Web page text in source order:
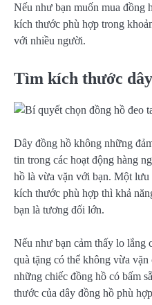
Nếu như bạn muốn mua đồng
kích thước phù hợp trong
với nhiều người.
Tìm kích thước
Dây đồng hồ không những
tin trong các hoạt động hàng
hồ là vừa vặn với bạn. Một
kích thước phù hợp thì khả
bạn là tương đối lớn.
Nếu như bạn cảm thấy lo lắng
quà tặng có thể không vừa
những chiếc đồng hồ có bấm
thước của dây đồng hồ phù